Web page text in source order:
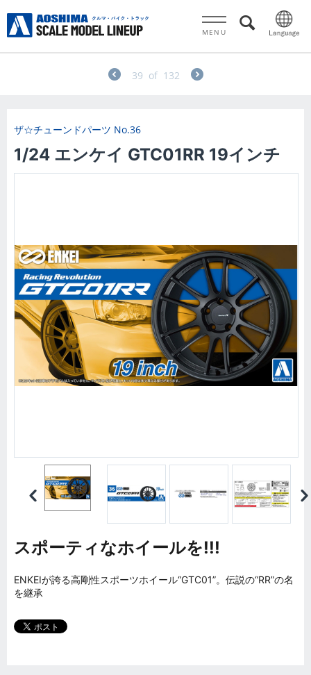
MENU
39 of 132
ザ☆チューンドパーツ No.36
1/24 エンケイ GTC01RR 19インチ
スポーティなホイールを!!!
ENKEIが誇る高剛性スポーツホイール“GTC01”。伝説の“RR”の名
を継承